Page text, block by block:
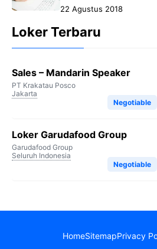
22 Agustus 2018
Loker Terbaru
Sales – Mandarin Speaker
PT Krakatau Posco
Jakarta
Negotiable
Loker Garudafood Group
Garudafood Group
Seluruh Indonesia
Negotiable
HomeSitemapPrivacy